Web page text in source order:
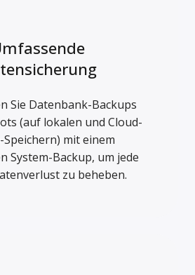
Sie Datenbank-Backups
(auf lokalen und Cloud-
Speichern) mit einem
System-Backup, um jede
zu beheben.